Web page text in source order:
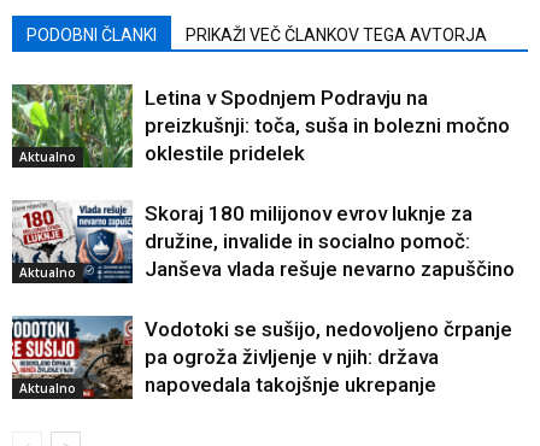
PODOBNI ČLANKI PRIKAŽI VEČ ČLANKOV TEGA AVTORJA
Aktualno
Letina v Spodnjem Podravju na
preizkušnji: toča, suša in bolezni močno
oklestile pridelek
Aktualno
Skoraj 180 milijonov evrov luknje za
družine, invalide in socialno pomoč:
Janševa vlada rešuje nevarno zapuščino
Aktualno
Vodotoki se sušijo, nedovoljeno črpanje
pa ogroža življenje v njih: država
napovedala takojšnje ukrepanje